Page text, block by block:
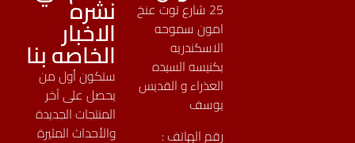
25 شارع توت عنخ
امون سموحه
الاسكندريه
بكنيسه السيده
العذراء و القديس
يوسف
رقم الهاتف :
نشره
الاخبار
الخاصه بنا
ستكون أول من
يحصل على آخر
المنتجات الجديدة
والأحداث المثيرة